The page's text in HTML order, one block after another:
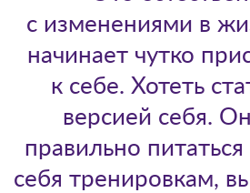
с изменениями в
начинает чутко
к себе. Хотеть
версией себя.
правильно
себя тренировкам,